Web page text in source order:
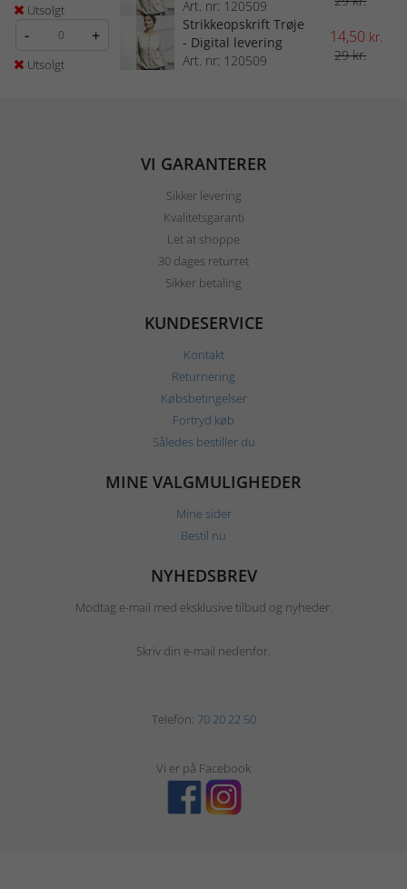
Utsolgt
Art. nr: 120509
- +
Utsolgt
Strikkeopskrift Trøje
- Digital levering
Art. nr: 120509
14,50 kr.
29 kr.
VI GARANTERER
Sikker levering
Kvalitetsgaranti
Let at shoppe
30 dages returret
Sikker betaling
KUNDESERVICE
Kontakt
Returnering
Købsbetingelser
Fortryd køb
Således bestiller du
MINE VALGMULIGHEDER
Mine sider
Bestil nu
NYHEDSBREV
Modtag e-mail med eksklusive tilbud og nyheder.
Skriv din e-mail nedenfor.
Telefon: 70 20 22 50
Vi er på Facebook